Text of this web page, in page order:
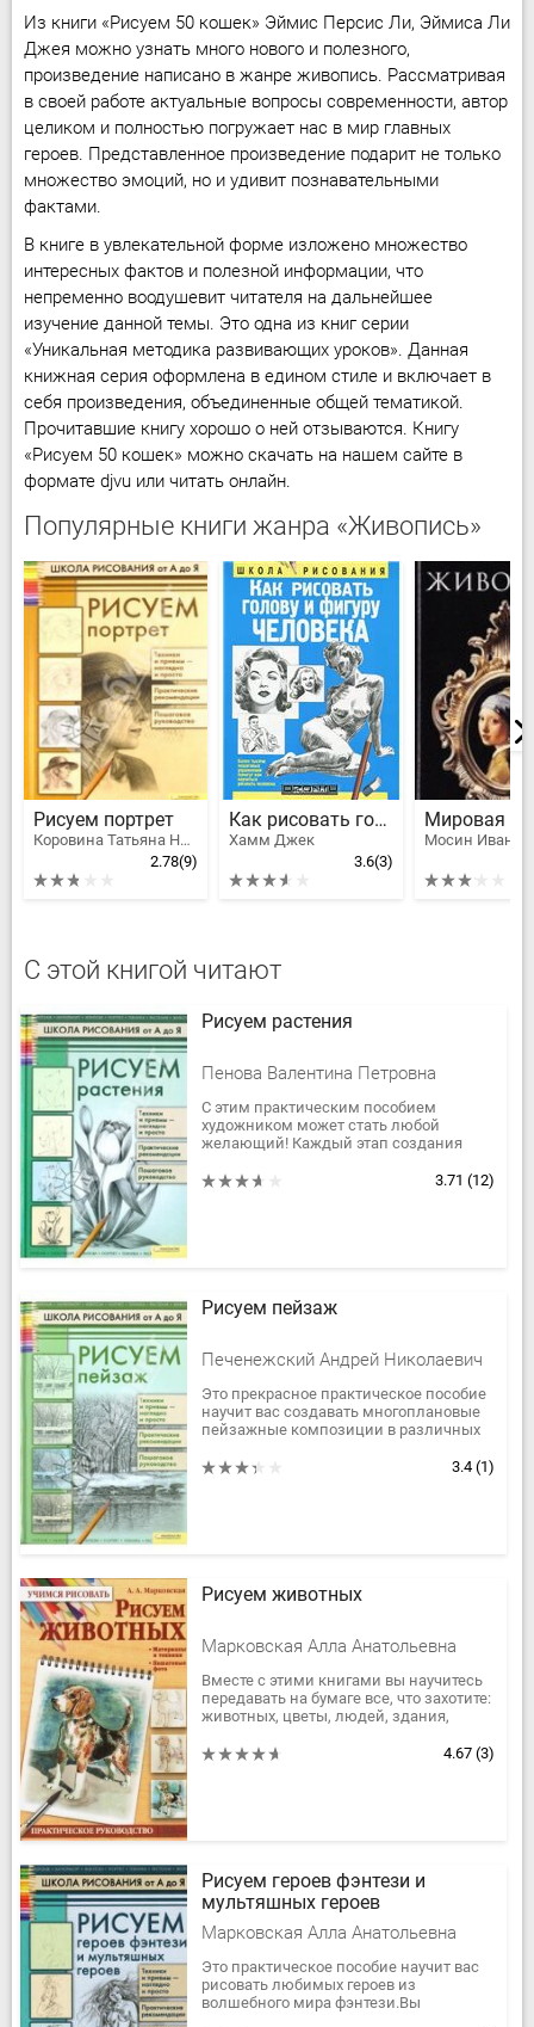
Из книги «Рисуем 50 кошек» Эймис Персис Ли, Эймиса Ли
Джея можно узнать много нового и полезного,
произведение написано в жанре живопись. Рассматривая
в своей работе актуальные вопросы современности, автор
целиком и полностью погружает нас в мир главных
героев. Представленное произведение подарит не только
множество эмоций, но и удивит познавательными
фактами.
В книге в увлекательной форме изложено множество
интересных фактов и полезной информации, что
непременно воодушевит читателя на дальнейшее
изучение данной темы. Это одна из книг серии
«Уникальная методика развивающих уроков». Данная
книжная серия оформлена в едином стиле и включает в
себя произведения, объединенные общей тематикой.
Прочитавшие книгу хорошо о ней отзываются. Книгу
«Рисуем 50 кошек» можно скачать на нашем сайте в
формате djvu или читать онлайн.
Популярные книги жанра «Живопись»
Рисуем портрет
Коровина Татьяна Николаевна
2.78(9)
Как рисовать голову и фигуру человека
Хамм Джек
3.6(3)
С этой книгой читают
Рисуем растения
Пенова Валентина Петровна
С этим практическим пособием
художником может стать любой
желающий! Каждый этап создания
описан и проиллюстрирован. Немного
3.71 (12)
Рисуем пейзаж
Печенежский Андрей Николаевич
Это прекрасное практическое пособие
научит вас создавать многоплановые
пейзажные композиции в различных
проиллюстрирован процесс
3.4 (1)
Рисуем животных
Марковская Алла Анатольевна
Вместе с этими книгами вы научитесь
передавать на бумаге все, что захотите:
животных, цветы, людей, здания,
героев, архитектурные...
4.67 (3)
Рисуем героев фэнтези и
мультяшных героев
Марковская Алла Анатольевна
Это практическое пособие научит вас
рисовать любимых героев из
волшебного мира фэнтези.Вы